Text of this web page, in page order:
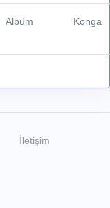
Albüm Konga
İletişim